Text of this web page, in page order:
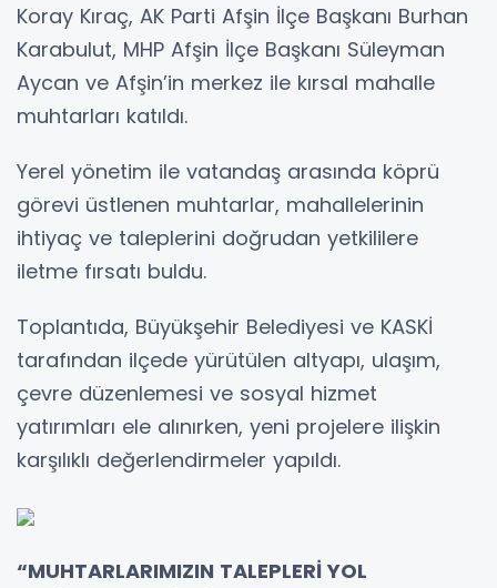
Koray Kıraç, AK Parti Afşin İlçe Başkanı Burhan
Karabulut, MHP Afşin İlçe Başkanı Süleyman
Aycan ve Afşin’in merkez ile kırsal mahalle
muhtarları katıldı.
Yerel yönetim ile vatandaş arasında köprü
görevi üstlenen muhtarlar, mahallelerinin
ihtiyaç ve taleplerini doğrudan yetkililere
iletme fırsatı buldu.
Toplantıda, Büyükşehir Belediyesi ve KASKİ
tarafından ilçede yürütülen altyapı, ulaşım,
çevre düzenlemesi ve sosyal hizmet
yatırımları ele alınırken, yeni projelere ilişkin
karşılıklı değerlendirmeler yapıldı.
“MUHTARLARIMIZIN TALEPLERİ YOL